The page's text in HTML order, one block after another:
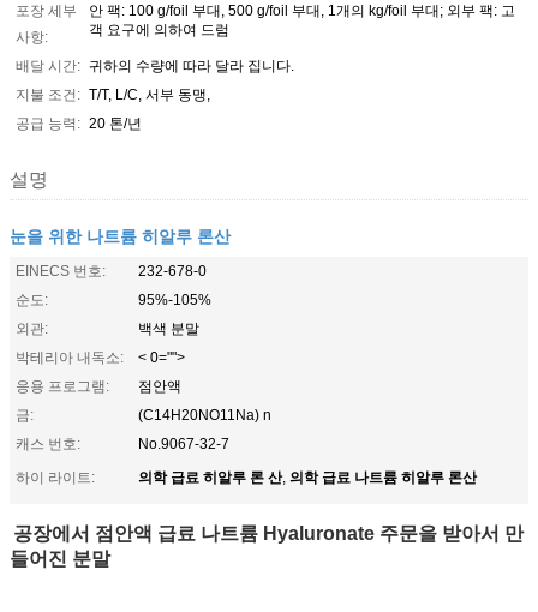
포장 세부
사항:
안 팩: 100 g/foil 부대, 500 g/foil 부대, 1개의 kg/foil 부대; 외부 팩: 고
객 요구에 의하여 드럼
배달 시간: 귀하의 수량에 따라 달라 집니다.
지불 조건: T/T, L/C, 서부 동맹,
공급 능력: 20 톤/년
설명
눈을 위한 나트륨 히알루 론산
EINECS 번호:
232-678-0
순도:
95%-105%
외관:
백색 분말
박테리아 내독소:
< 0="">
응용 프로그램:
점안액
금:
(C14H20NO11Na) n
캐스 번호:
No.9067-32-7
하이 라이트:
의학 급료 히알루 론 산, 의학 급료 나트륨 히알루 론산
공장에서 점안액 급료 나트륨 Hyaluronate 주문을 받아서 만
들어진 분말